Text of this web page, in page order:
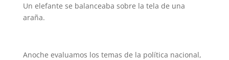
Un elefante se balanceaba sobre la tela de una
araña.
Anoche evaluamos los temas de la política nacional,